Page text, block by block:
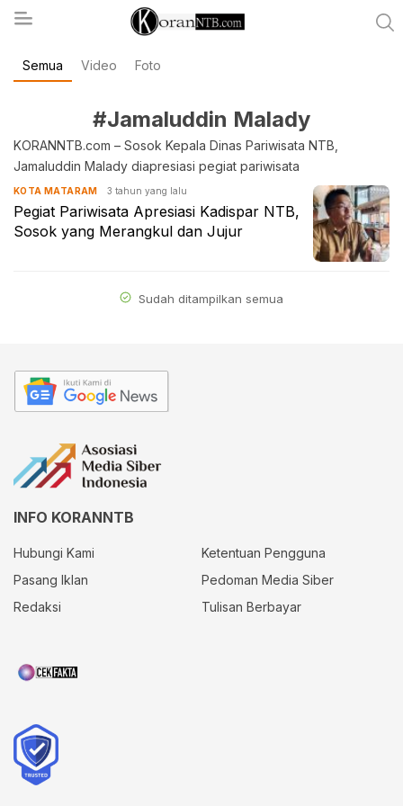
koranntb.com
Semua Video Foto
#Jamaluddin Malady
KORANNTB.com – Sosok Kepala Dinas Pariwisata NTB,
Jamaluddin Malady diapresiasi pegiat pariwisata
KOTA MATARAM 3 tahun yang lalu
Pegiat Pariwisata Apresiasi Kadispar NTB,
Sosok yang Merangkul dan Jujur
Sudah ditampilkan semua
INFO KORANNTB
Hubungi Kami
Ketentuan Pengguna
Pasang Iklan
Pedoman Media Siber
Redaksi
Tulisan Berbayar